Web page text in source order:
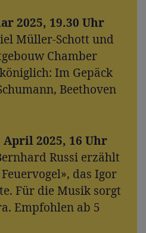
2025, 19.30 Uhr
Müller-Schott und
Chamber
Im Gepäck
Beethoven
2025, 16 Uhr
Russi erzählt
das Igor
Für die Musik sorgt
Empfohlen ab 5